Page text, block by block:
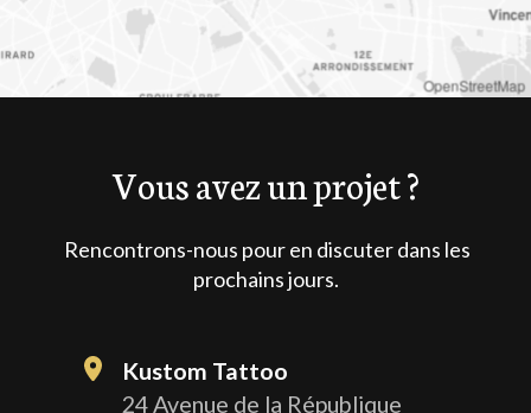
OpenStreetMap
Vous avez un projet ?
Rencontrons-nous pour en discuter dans les
prochains jours.
Kustom Tattoo
24 Avenue de la République